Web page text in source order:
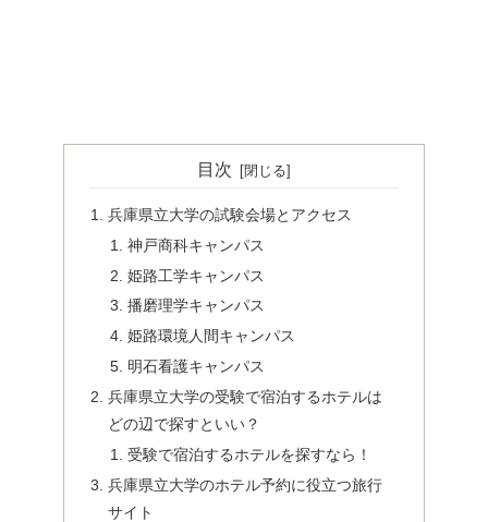
目次
兵庫県立大学の試験会場とアクセス
神戸商科キャンパス
姫路工学キャンパス
播磨理学キャンパス
姫路環境人間キャンパス
明石看護キャンパス
兵庫県立大学の受験で宿泊するホテルは
どの辺で探すといい？
受験で宿泊するホテルを探すなら！
兵庫県立大学のホテル予約に役立つ旅行
サイト